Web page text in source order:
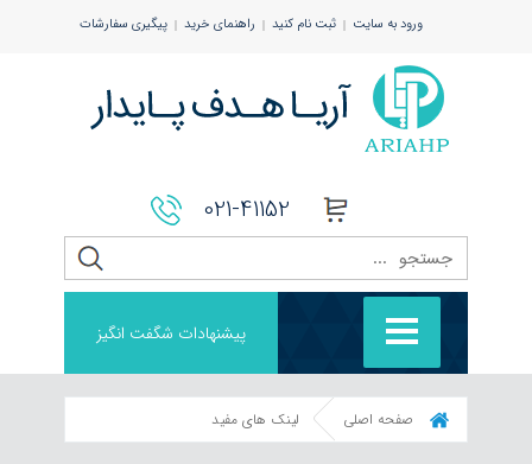
پیگیری سفارشات راهنمای خرید ثبت نام کنید ورود به سایت
021-41152
پیشنهادات شگفت انگیز
صفحه اصلی لینک های مفید